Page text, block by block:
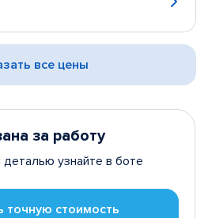
все цены
за работу
узнайте в боте
точную стоимость